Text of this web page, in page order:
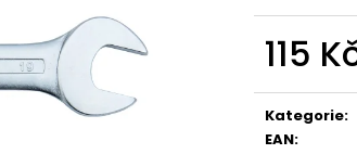
115
cena:
Kategorie:
EAN: